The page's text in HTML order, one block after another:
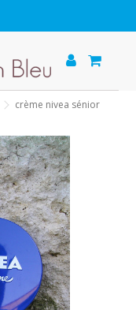
crème nivea sénior